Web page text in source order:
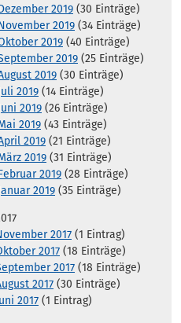
2019 (30 Einträge)
2019 (34 Einträge)
2019 (40 Einträge)
2019 (25 Einträge)
2019 (30 Einträge)
2019 (14 Einträge)
2019 (26 Einträge)
2019 (43 Einträge)
2019 (21 Einträge)
2019 (31 Einträge)
2019 (28 Einträge)
2019 (35 Einträge)
2017 (1 Eintrag)
2017 (18 Einträge)
2017 (18 Einträge)
2017 (30 Einträge)
2017 (1 Eintrag)